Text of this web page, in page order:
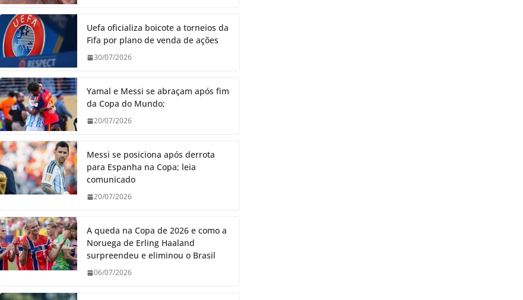
Uefa oficializa boicote a torneios da
Fifa por plano de venda de ações
30/07/2026
Yamal e Messi se abraçam após fim
da Copa do Mundo;
20/07/2026
Messi se posiciona após derrota
para Espanha na Copa; leia
comunicado
20/07/2026
A queda na Copa de 2026 e como a
Noruega de Erling Haaland
surpreendeu e eliminou o Brasil
06/07/2026